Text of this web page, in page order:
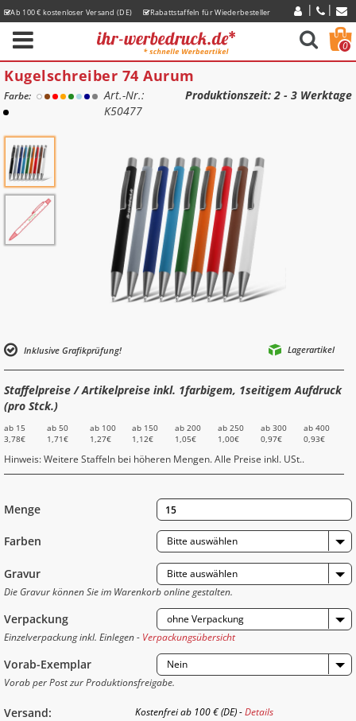
Ab 100 € kostenloser Versand (DE)
Rabattstaffeln für Wiederbesteller
0
Kugelschreiber 74 Aurum
Farbe:
Art.-Nr.:
K50477
Produktionszeit: 2 - 3 Werktage
Inklusive Grafikprüfung! Lagerartikel
Staffelpreise / Artikelpreise inkl. 1farbigem, 1seitigem Aufdruck
(pro Stck.)
ab 15
3,78€
ab 50
1,71€
ab 100
1,27€
ab 150
1,12€
ab 200
1,05€
ab 250
1,00€
ab 300
0,97€
ab 400
0,93€
Hinweis: Weitere Staffeln bei höheren Mengen. Alle Preise inkl. USt..
Menge
Farben Bitte auswählen
Gravur
Bitte auswählen
Die Gravur können Sie im Warenkorb online gestalten.
Verpackung
ohne Verpackung
Einzelverpackung inkl. Einlegen - Verpackungsübersicht
Vorab-Exemplar
Nein
Vorab per Post zur Produktionsfreigabe.
Versand: Kostenfrei ab 100 € (DE) -Details